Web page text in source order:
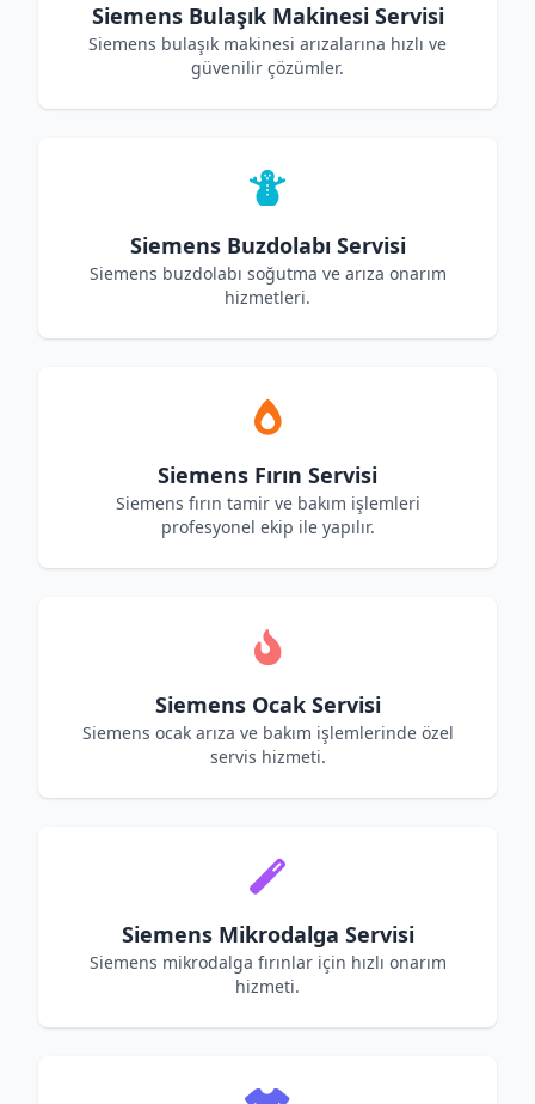
Siemens Bulaşık Makinesi Servisi
Siemens bulaşık makinesi arızalarına hızlı ve
güvenilir çözümler.
Siemens Buzdolabı Servisi
Siemens buzdolabı soğutma ve arıza onarım
hizmetleri.
Siemens Fırın Servisi
Siemens fırın tamir ve bakım işlemleri
profesyonel ekip ile yapılır.
Siemens Ocak Servisi
Siemens ocak arıza ve bakım işlemlerinde özel
servis hizmeti.
Siemens Mikrodalga Servisi
Siemens mikrodalga fırınlar için hızlı onarım
hizmeti.